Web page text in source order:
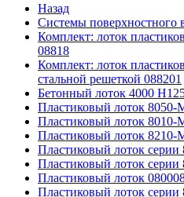
Назад
Системы поверхностного
Комплект: лоток
08818
Комплект: лоток
стальной решеткой 088201
Бетонный лоток 4000
Пластиковый лоток 8050-
Пластиковый лоток 8010-
Пластиковый лоток 8210-
Пластиковый лоток
Пластиковый лоток серии
Пластиковый лоток
Пластиковый лоток